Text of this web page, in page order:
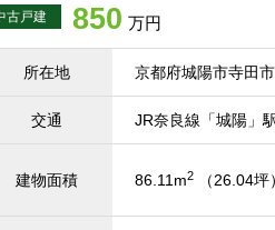
古戸建 850 万円
所在地 京都府城陽市寺田
交通 JR奈良線「城陽」
建物面積 86.11m2 （26.04坪）